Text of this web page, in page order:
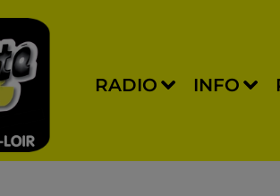
RADIO INFO